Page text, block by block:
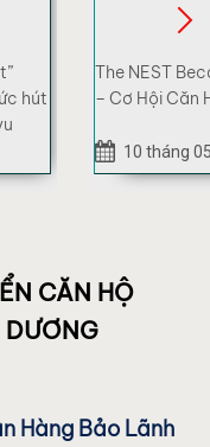
The NEST –
ĐÔ THỊ VẬN
13 tháng
CĂN HỘ
DƯƠNG
Hàng Bảo Lãnh